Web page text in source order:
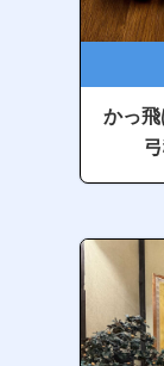
かっ